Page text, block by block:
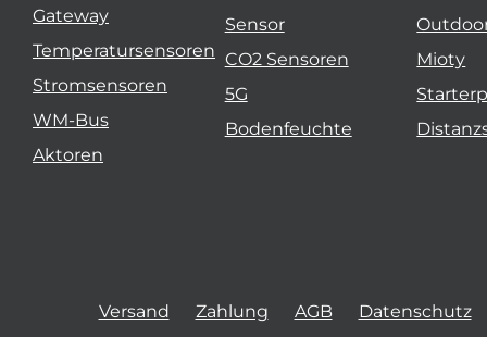
Gateway
Temperatursensoren
Stromsensoren
WM-Bus
Aktoren
Sensor
CO2 Sensoren
5G
Bodenfeuchte
Mioty
Versand Zahlung AGB Datenschutz